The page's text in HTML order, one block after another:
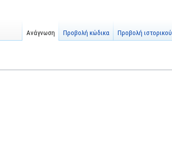
Ανάγνωση Προβολή κώδικα Προβολή ιστορικού